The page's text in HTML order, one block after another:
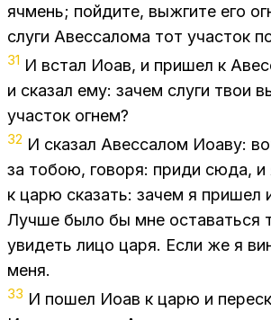
яч­мень; пой­ди­те, вы­жги­те его
слу­ги Авес­са­ло­ма тот уча­сток
31 И встал Иоав, и при­шел к
и ска­зал ему: за­чем слу­ги твои
уча­сток ог­нем?
32 И ска­зал Авес­са­лом Ио­аву:
за то­бою, го­во­ря: при­ди сюда,
к царю ска­зать: за­чем я при­шел
Луч­ше было бы мне оста­вать­ся
уви­деть лицо царя. Если же я
меня.
33 И по­шел Иоав к царю и